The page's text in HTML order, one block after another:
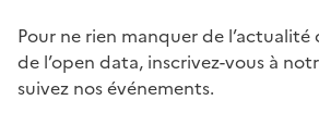
Pour ne rien manquer de
de l’open data, inscrivez-vous à
suivez nos événements.